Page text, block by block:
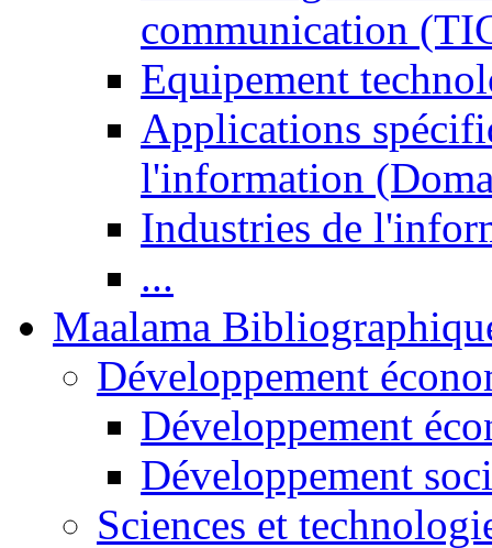
communication
Equipement
Applications
l'information
Industries de
...
Maalama
Développement
Développement
Développement
Sciences et